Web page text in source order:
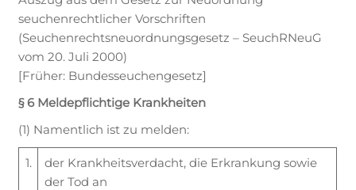
seuchenrechtlicher Vorschriften
(Seuchenrechtsneuordnungsgesetz – SeuchRNeuG
vom 20. Juli 2000)
[Früher: Bundesseuchengesetz]
§ 6 Meldepflichtige Krankheiten
(1) Namentlich ist zu melden:
1.
der Krankheitsverdacht, die Erkrankung sowie
der Tod an